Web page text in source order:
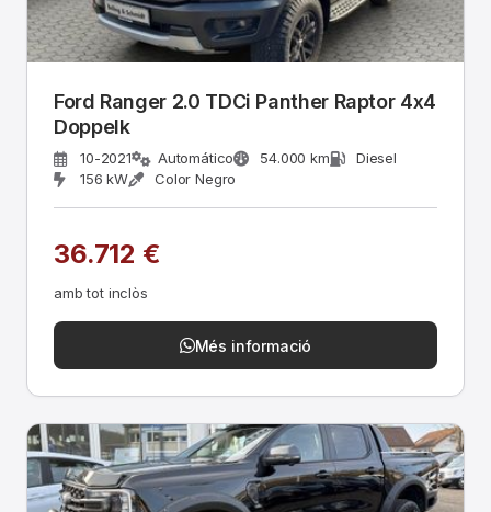
Ford Ranger 2.0 TDCi Panther Raptor 4x4
Doppelk
10-2021 Automático 54.000 km
Diesel
156 kW
Color Negro
36.712 €
amb tot inclòs
Més informació